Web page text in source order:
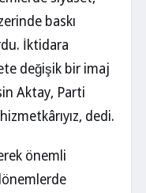
baskı
İktidara
değişik bir imaj
Aktay, Parti
dedi.
önemli